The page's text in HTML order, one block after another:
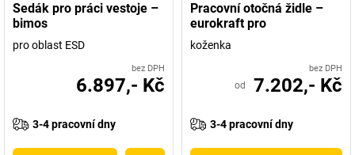
Sedák pro práci vestoje –
bimos
pro oblast ESD
bez DPH
6.897,- Kč
3-4 pracovní dny
Pracovní otočná židle –
eurokraft pro
koženka
bez DPH
od 7.202,- Kč
3-4 pracovní dny